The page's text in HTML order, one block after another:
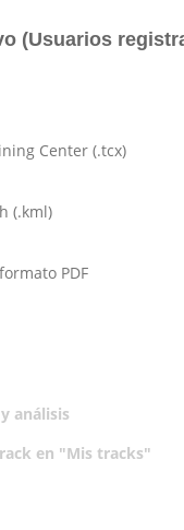
(Usuarios
Center (.tcx)
(.kml)
PDF
análisis
en "Mis tracks"